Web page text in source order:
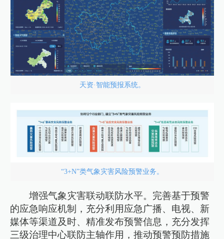
天资·智能预报系统。
“3+N”类气象灾害风险预警业务。
增强气象灾害联动联防水平。完善基于预警
的应急响应机制，充分利用应急广播、电视、新
媒体等渠道及时、精准发布预警信息，充分发挥
三级治理中心联防主轴作用，推动预警预防措施